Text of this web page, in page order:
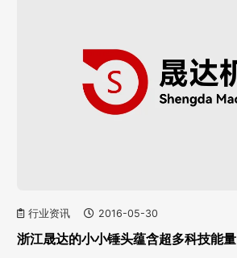
行业资讯 2016-05-30
浙江晟达的小小锤头蕴含超多科技能量